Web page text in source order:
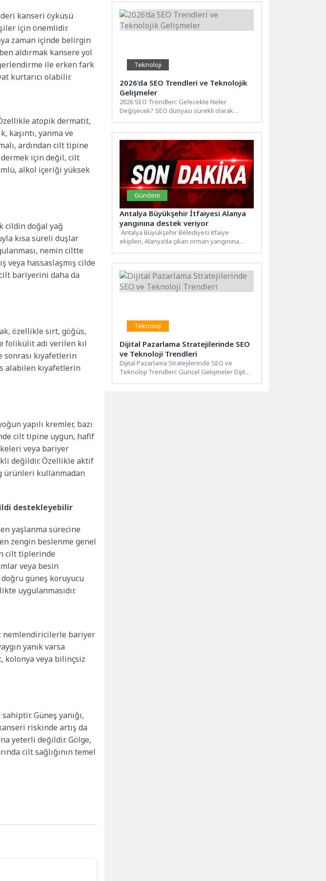
kanseri öyküsü
için önemlidir.
zaman içinde belirgin
aldırmak kansere yol
ile erken fark
kurtarıcı olabilir.
atopik dermatit,
kaşıntı, yanma ve
ardından cilt tipine
için değil, cilt
alkol içeriği yüksek
cildin doğal yağ
kısa süreli duşlar
nemin ciltte
veya hassaslaşmış cilde
bariyerini daha da
özellikle sırt, göğüs,
folikülit adı verilen kıl
sonrası kıyafetlerin
alabilen kıyafetlerin
yapılı kremler, bazı
cilt tipine uygun, hafif
veya bariyer
değildir. Özellikle aktif
ürünleri kullanmadan
destekleyebilir
yaşlanma sürecine
zengin beslenme genel
cilt tiplerinde
veya besin
güneş koruyucu
uygulanmasıdır.
nemlendiricilerle bariyer
yanık varsa
kolonya veya bilinçsiz
Güneş yanığı,
riskinde artış da
yeterli değildir. Gölge,
cilt sağlığının temel
Teknoloji
2026’da SEO Trendleri ve Teknolojik
Gelişmeler
2026 SEO Trendleri: Gelecekte Neler
Değişecek? SEO dünyası sürekli olarak
Gündem
Antalya Büyükşehir İtfaiyesi Alanya
yangınına destek veriyor
Antalya Büyükşehir Belediyesi itfaiye
ekipleri, Alanya’da çıkan orman yangınına
Teknoloji
Dijital Pazarlama Stratejilerinde SEO
ve Teknoloji Trendleri
Dijital Pazarlama Stratejilerinde SEO ve
Teknoloji Trendleri: Güncel Gelişmeler Dijital